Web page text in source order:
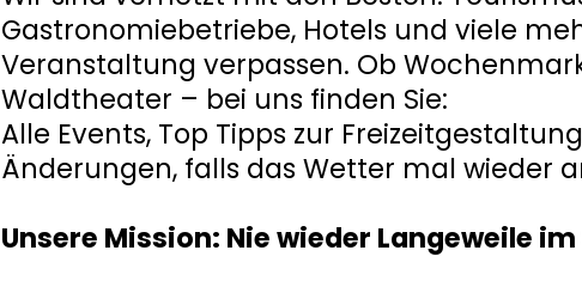
Gastronomiebetriebe, Hotels und viele
Veranstaltung verpassen. Ob
Waldtheater – bei uns finden Sie:
Alle Events, Top Tipps zur
Änderungen, falls das Wetter mal wieder
Unsere Mission: Nie wieder Langeweile